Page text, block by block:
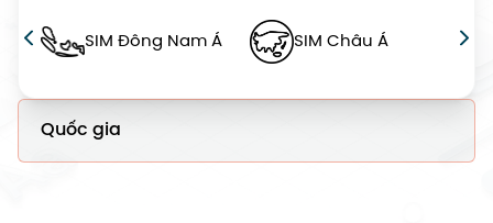
SIM Đông Nam Á SIM Châu Á
Quốc gia